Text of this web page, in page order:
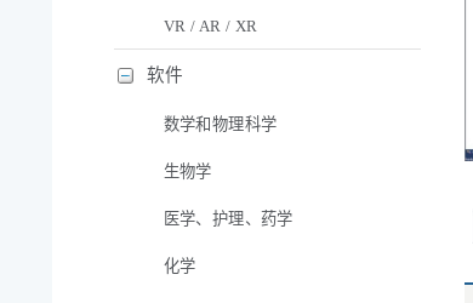
VR / AR / XR
软件
数学和物理科学
生物学
医学、护理、药学
化学